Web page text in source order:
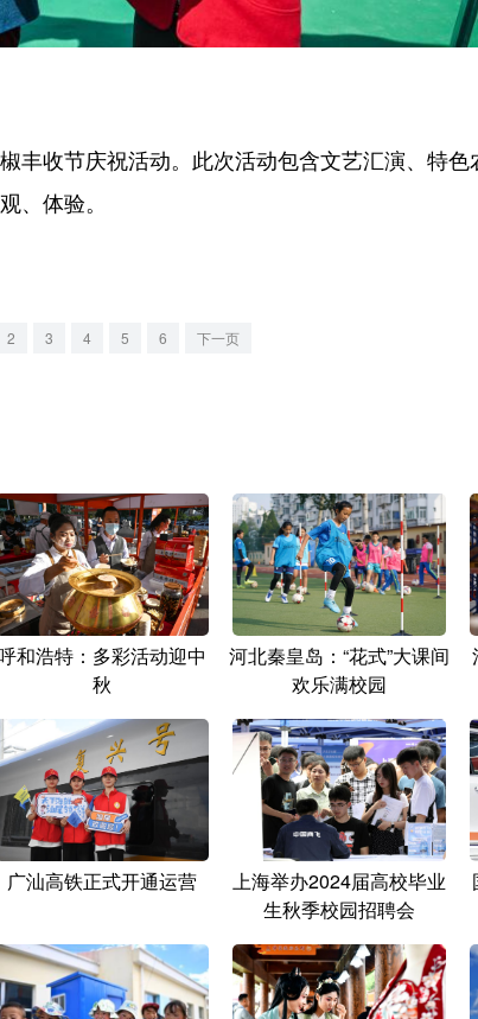
收节庆祝活动。此次活动包含文艺汇演、特色
、体验。
2 3 4 5 6 下一页
和浩特：多彩活动迎中
秋
河北秦皇岛：“花式”大课间
欢乐满校园
广汕高铁正式开通运营
上海举办2024届高校毕业
生秋季校园招聘会